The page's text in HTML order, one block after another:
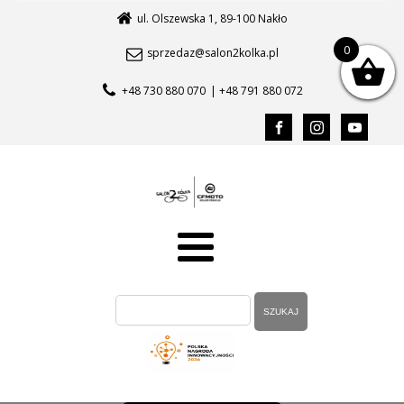
ul. Olszewska 1, 89-100 Nakło
sprzedaz@salon2kolka.pl
+48 730 880 070 | +48 791 880 072
0